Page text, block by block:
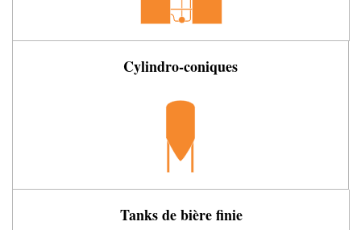
Cylindro-coniques
Tanks de bière finie